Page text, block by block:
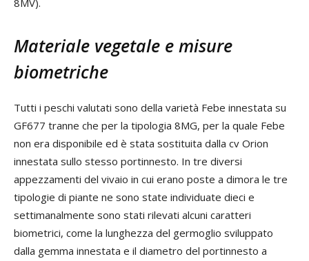
8MV).
Materiale vegetale e misure
biometriche
Tutti i peschi valutati sono della varietà Febe innestata su
GF677 tranne che per la tipologia 8MG, per la quale Febe
non era disponibile ed è stata sostituita dalla cv Orion
innestata sullo stesso portinnesto. In tre diversi
appezzamenti del vivaio in cui erano poste a dimora le tre
tipologie di piante ne sono state individuate dieci e
settimanalmente sono stati rilevati alcuni caratteri
biometrici, come la lunghezza del germoglio sviluppato
dalla gemma innestata e il diametro del portinnesto a